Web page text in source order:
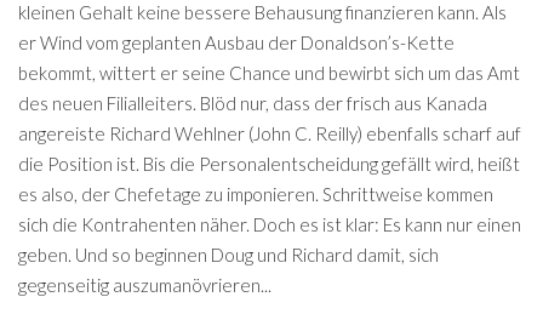
kleinen Gehalt keine bessere Behausung finanzieren kann. Als
er Wind vom geplanten Ausbau der Donaldson’s-Kette
bekommt, wittert er seine Chance und bewirbt sich um das Amt
des neuen Filialleiters. Blöd nur, dass der frisch aus Kanada
angereiste Richard Wehlner (John C. Reilly) ebenfalls scharf auf
die Position ist. Bis die Personalentscheidung gefällt wird, heißt
es also, der Chefetage zu imponieren. Schrittweise kommen
sich die Kontrahenten näher. Doch es ist klar: Es kann nur einen
geben. Und so beginnen Doug und Richard damit, sich
gegenseitig auszumanövrieren...